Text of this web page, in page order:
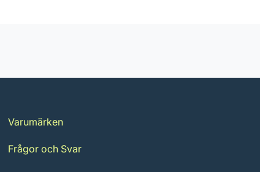
Varumärken
Frågor och Svar